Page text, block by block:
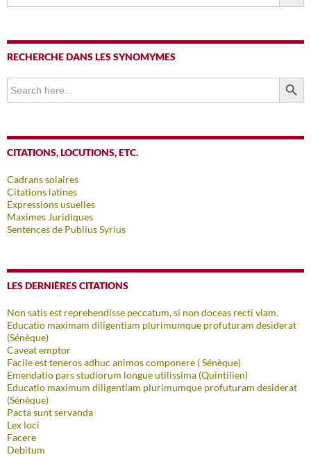
RECHERCHE DANS LES SYNOMYMES
Search
for:
SEARCH
CITATIONS, LOCUTIONS, ETC.
Cadrans solaires
Citations latines
Expressions usuelles
Maximes Juridiques
Sentences de Publius Syrius
LES DERNIÈRES CITATIONS
Non satis est reprehendisse peccatum, si non doceas recti viam.
Educatio maximam diligentiam plurimumque profuturam desiderat
(Sénèque)
Caveat emptor
Facile est teneros adhuc animos componere ( Sénèque)
Emendatio pars studiorum longue utilissima (Quintilien)
Educatio maximum diligentiam plurimumque profuturam desiderat
(Sénèque)
Pacta sunt servanda
Lex loci
Facere
Debitum